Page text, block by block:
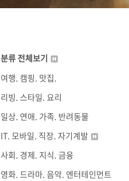
분류 전체보기
여행. 캠핑. 맛집.
리빙. 스타일. 요리
일상. 연애. 가족. 반려동물
IT. 모바일. 직장. 자기계발
사회. 경제. 지식. 금융
영화. 드라마. 음악. 엔터테인먼트